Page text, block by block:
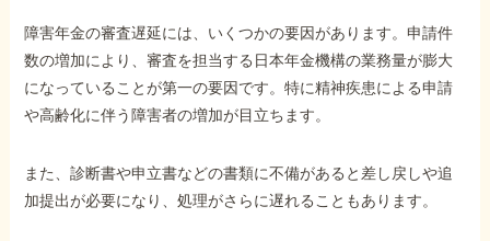
で受給相談をする
障害年金の審査遅延には、いくつかの要因があります。申請件
数の増加により、審査を担当する日本年金機構の業務量が膨大
になっていることが第一の要因です。特に精神疾患による申請
や高齢化に伴う障害者の増加が目立ちます。
また、診断書や申立書などの書類に不備があると差し戻しや追
加提出が必要になり、処理がさらに遅れることもあります。